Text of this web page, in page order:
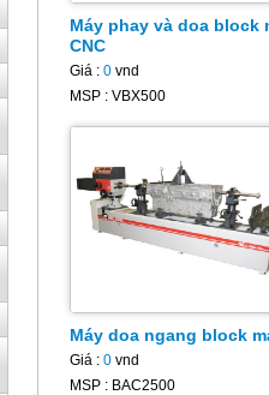
Máy phay và doa block
CNC
Giá : 0 vnd
MSP : VBX500
Máy doa ngang block
Giá : 0 vnd
MSP : BAC2500